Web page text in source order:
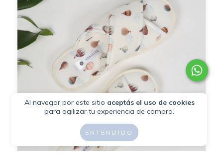
Al navegar por este sitio aceptás el uso de cookies
para agilizar tu experiencia de compra.
ENTENDIDO